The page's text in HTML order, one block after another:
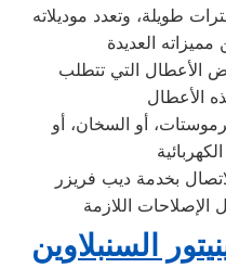
طويلة، وتعدد موديلاته
الأعطال التي تتطلب
أو السخان، أو
بخدمة ديب فريزر
السنبلاوين